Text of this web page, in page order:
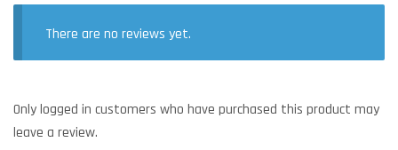
There are no reviews yet.
Only logged in customers who have purchased this product may
leave a review.